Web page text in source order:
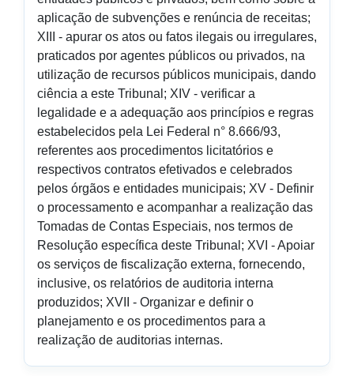
aplicação de subvenções e renúncia de receitas;
XIII - apurar os atos ou fatos ilegais ou irregulares,
praticados por agentes públicos ou privados, na
utilização de recursos públicos municipais, dando
ciência a este Tribunal; XIV - verificar a
legalidade e a adequação aos princípios e regras
estabelecidos pela Lei Federal n° 8.666/93,
referentes aos procedimentos licitatórios e
respectivos contratos efetivados e celebrados
pelos órgãos e entidades municipais; XV - Definir
o processamento e acompanhar a realização das
Tomadas de Contas Especiais, nos termos de
Resolução específica deste Tribunal; XVI - Apoiar
os serviços de fiscalização externa, fornecendo,
inclusive, os relatórios de auditoria interna
produzidos; XVII - Organizar e definir o
planejamento e os procedimentos para a
realização de auditorias internas.